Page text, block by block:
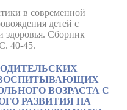
в современной
детей с
здоровья. Сборник
40-45.
ВОЗРАСТА С
РАЗВИТИЯ НА